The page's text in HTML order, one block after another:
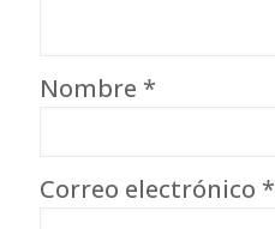
Nombre *
Correo electrónico *